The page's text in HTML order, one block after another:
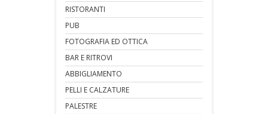
RISTORANTI
PUB
FOTOGRAFIA ED OTTICA
BAR E RITROVI
ABBIGLIAMENTO
PELLI E CALZATURE
PALESTRE